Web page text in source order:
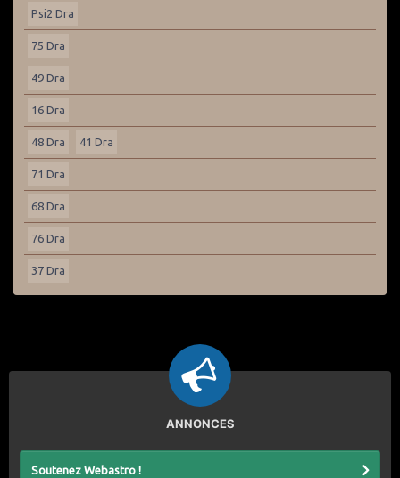
Psi2 Dra
75 Dra
49 Dra
16 Dra
48 Dra 41 Dra
71 Dra
68 Dra
76 Dra
37 Dra
ANNONCES
Soutenez Webastro !